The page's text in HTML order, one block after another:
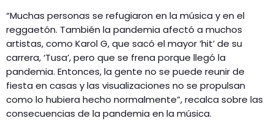
“Muchas personas se refugiaron en la música y en el
reggaetón. También la pandemia afectó a muchos
artistas, como Karol G, que sacó el mayor ‘hit’ de su
carrera, ‘Tusa’, pero que se frena porque llegó la
pandemia. Entonces, la gente no se puede reunir de
fiesta en casas y las visualizaciones no se propulsan
como lo hubiera hecho normalmente”, recalca sobre las
consecuencias de la pandemia en la música.